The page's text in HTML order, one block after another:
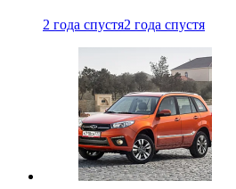
2 года спустя2 года спустя